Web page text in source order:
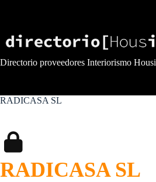
Directorio proveedores Interiorismo
RADICASA SL
RADICASA SL